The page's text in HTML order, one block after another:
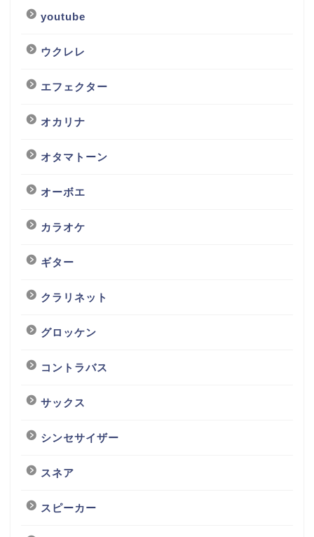
youtube
ウクレレ
エフェクター
オカリナ
オタマトーン
オーボエ
カラオケ
ギター
クラリネット
グロッケン
コントラバス
サックス
シンセサイザー
スネア
スピーカー